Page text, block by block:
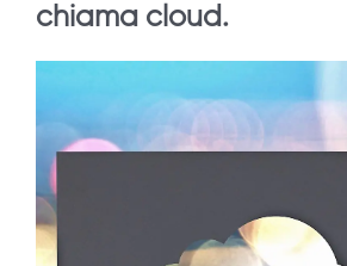
chiama cloud.